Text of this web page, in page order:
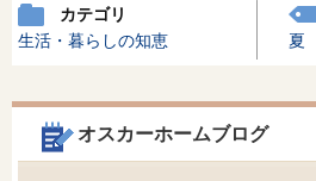
カテゴリ
生活・暮らしの知恵
夏
オスカーホームブログ